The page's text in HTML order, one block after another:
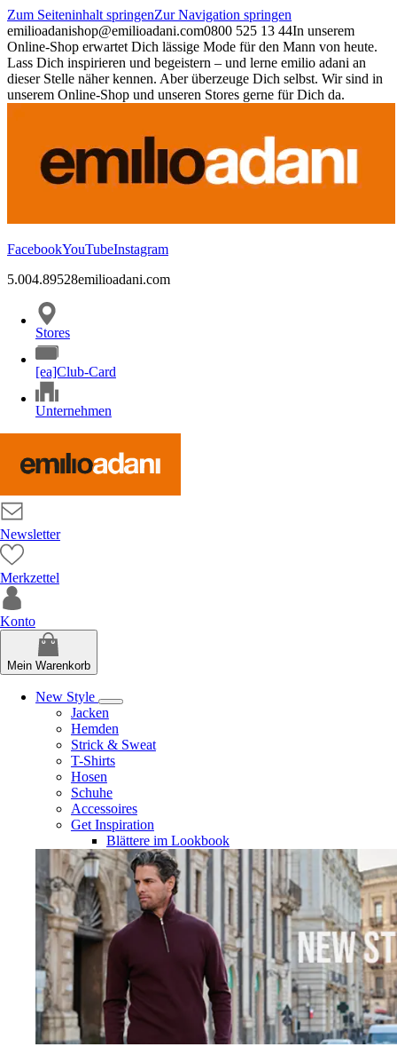
Zum Seiteninhalt springenZur Navigation springen
emilioadanishop@emilioadani.com0800 525 13 44In unserem
Online-Shop erwartet Dich lässige Mode für den Mann von heute.
Lass Dich inspirieren und begeistern – und lerne emilio adani an
dieser Stelle näher kennen. Aber überzeuge Dich selbst. Wir sind in
unserem Online-Shop und unseren Stores gerne für Dich da.
FacebookYouTubeInstagram
5.004.89528emilioadani.com
Stores
[ea]Club-Card
Unternehmen
Newsletter
Merkzettel
Konto
Mein Warenkorb
New Style
Jacken
Hemden
Strick & Sweat
T-Shirts
Hosen
Schuhe
Accessoires
Get Inspiration
Blättere im Lookbook